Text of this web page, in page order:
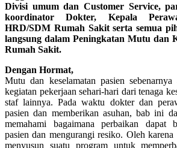
Divisi umum dan Customer Service,
koordinator Dokter, Kepala
HRD/SDM Rumah Sakit serta semua
langsung dalam Peningkatan Mutu dan
Rumah Sakit.
Dengan Hormat,
Mutu dan keselamatan pasien
kegiatan pekerjaan sehari-hari dari tenaga
staf lainnya. Pada waktu dokter dan
pasien dan memberikan asuhan, bab ini
memahami bagaimana perbaikan dapat
pasien dan mengurangi resiko. Oleh
menyusun suatu program untuk